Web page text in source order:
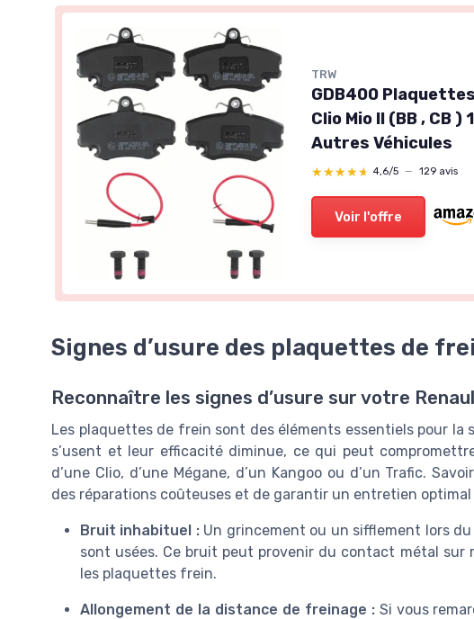
TRW
GDB400
Clio Mio II (BB , CB
Autres Véhicules
★★★★★
★★★★★ 4,6/5 — 129 avis
Voir l'offre
Signes d’usure des plaquettes de
Reconnaître les signes d’usure sur votre
Les plaquettes de frein sont des éléments essentiels pour
s’usent et leur efficacité diminue, ce qui peut
d’une Clio, d’une Mégane, d’un Kangoo ou d’un Trafic.
des réparations coûteuses et de garantir un entretien
Bruit inhabituel :Un grincement ou un sifflement lors
sont usées. Ce bruit peut provenir du contact métal sur
les plaquettes frein.
Allongement de la distance de freinage :Si vous